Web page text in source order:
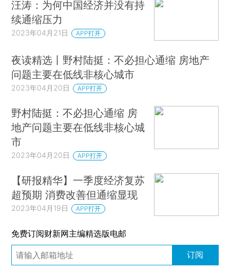
汪涛：为何中国经济并没有持
续通缩压力
2023年04月21日 APP打开
夜读精选丨野村陆挺：不必担心通缩 房地产
问题主要在低线非核心城市
2023年04月20日 APP打开
野村陆挺：不必担心通缩 房
地产问题主要在低线非核心城
市
2023年04月20日 APP打开
【研报精华】一季度经济复苏
超预期 消费改善但通缩显现
2023年04月19日 APP打开
免费订阅财新网主编精选版电邮
订阅